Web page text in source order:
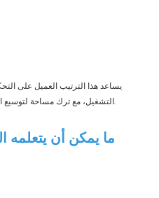
يساعد هذا الترتيب العميل على
التشغيل، مع ترك مساحة لتوسيع المعدات والأتمتة وفقًا لهيكل الطلب الفعلي.
ما يمكن أن يتعلمه